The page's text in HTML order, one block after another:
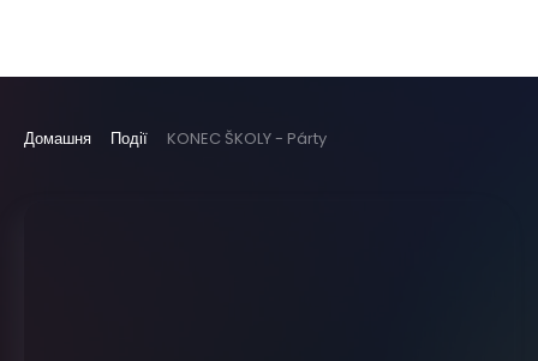
Домашня Події KONEC ŠKOLY - Párty